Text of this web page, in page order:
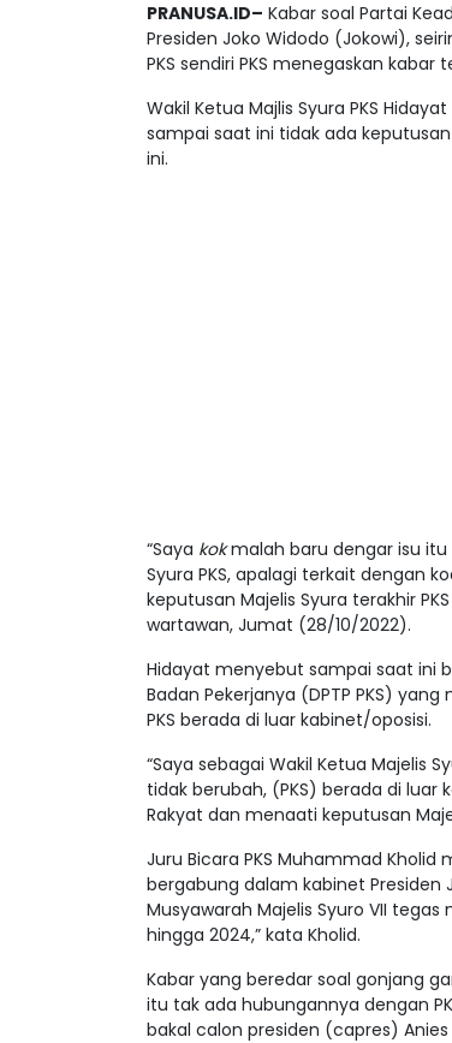
PRANUSA.ID– Kabar soal Partai
Presiden Joko Widodo (Jokowi),
PKS sendiri PKS menegaskan
Wakil Ketua Majlis Syura PKS
sampai saat ini tidak ada
ini.
“Saya kokmalah baru dengar isu itu
Syura PKS, apalagi terkait dengan
keputusan Majelis Syura terakhir
wartawan, Jumat (28/10/2022).
Hidayat menyebut sampai saat ini
Badan Pekerjanya (DPTP PKS)
PKS berada di luar kabinet/oposisi.
“Saya sebagai Wakil Ketua Majelis
tidak berubah, (PKS) berada di
Rakyat dan menaati keputusan
Juru Bicara PKS Muhammad
bergabung dalam kabinet Presiden
Musyawarah Majelis Syuro VII
hingga 2024,” kata Kholid.
Kabar yang beredar soal gonjang
itu tak ada hubungannya dengan
bakal calon presiden (capres) Anies